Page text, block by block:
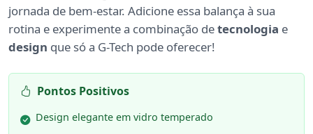
jornada de bem-estar. Adicione essa balança à sua
rotina e experimente a combinação detecnologia e
design que só a G-Tech pode oferecer!
Pontos Positivos
Design elegante em vidro temperado